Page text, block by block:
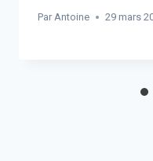
Par Antoine 29 mars